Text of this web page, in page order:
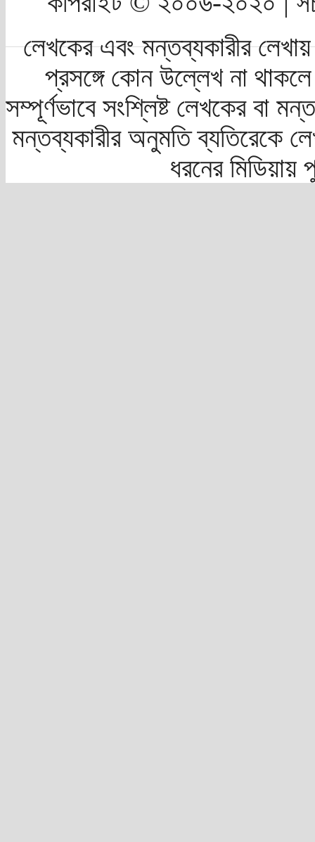
লেখকের এবং মন্তব্যকারীর
প্রসঙ্গে কোন উল্লেখ না
সম্পূর্ণভাবে সংশ্লিষ্ট লেখকের বা
মন্তব্যকারীর অনুমতি ব্যতিরেকে
ধরনের মিডিয়ায়